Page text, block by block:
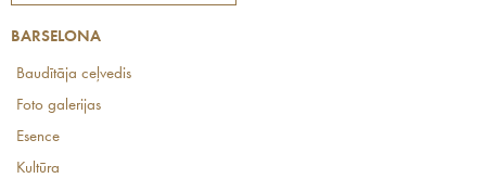
BARSELONA
Baudītāja ceļvedis
Foto galerijas
Esence
Kultūra